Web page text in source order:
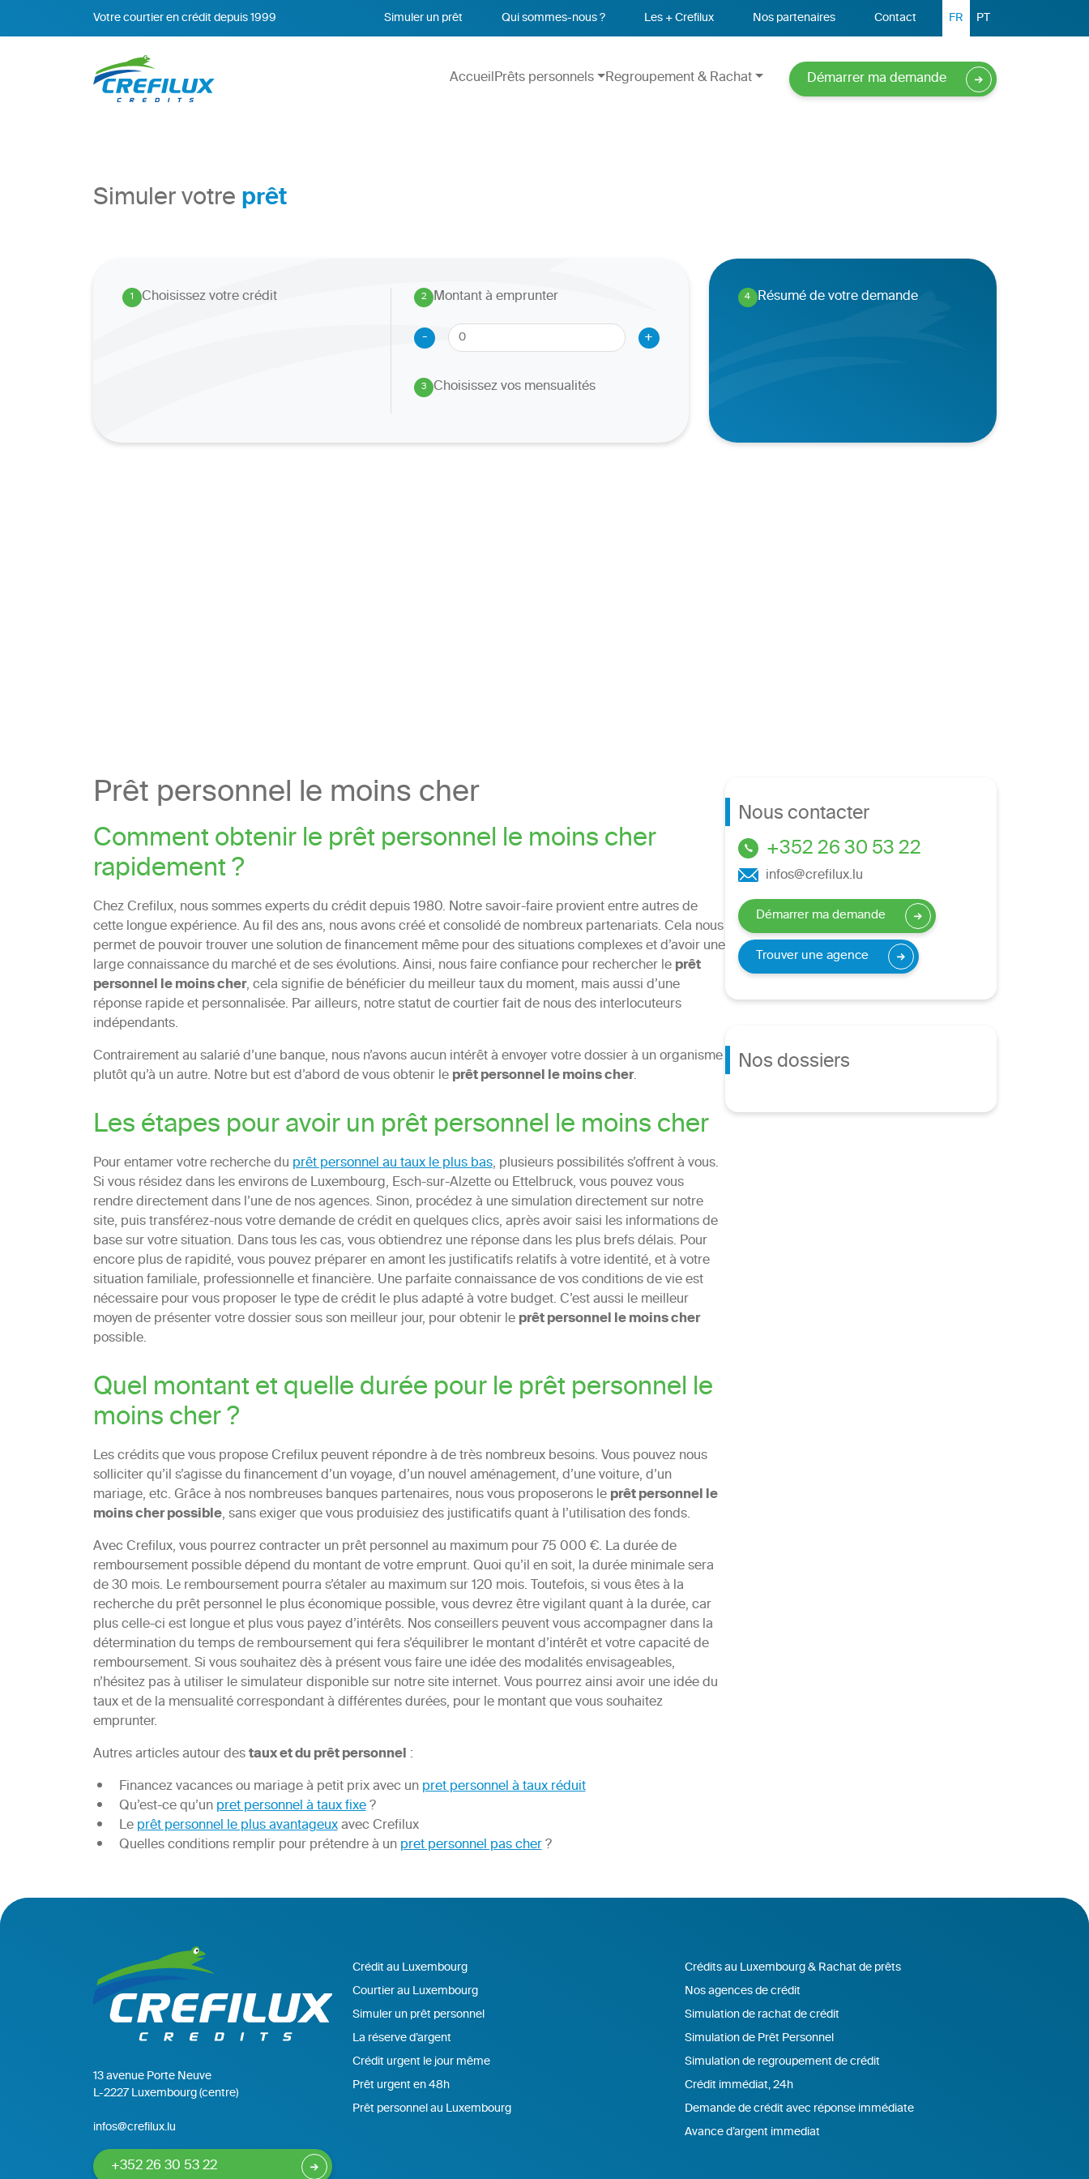
Votre courtier en crédit depuis 1999 Simuler un prêt Qui sommes-nous ? Les + Crefilux Nos partenaires Contact FR PT
AccueilPrêts personnels Regroupement & Rachat Démarrer ma demande
Simuler votreprêt
1. Choisissez votre crédit 2
.
Montant à emprunter
-
+
3
. Choisissez vos mensualités
4
. Résumé de votre demande
Prêt personnel le moins cher
Comment obtenir le prêt personnel le moins cher
rapidement ?
Chez Crefilux, nous sommes experts du crédit depuis 1980. Notre savoir-faire provient entre autres de
cette longue expérience. Au fil des ans, nous avons créé et consolidé de nombreux partenariats. Cela nous
permet de pouvoir trouver une solution de financement même pour des situations complexes et d’avoir une
large connaissance du marché et de ses évolutions. Ainsi, nous faire confiance pour rechercher leprêt
personnel le moins cher, cela signifie de bénéficier du meilleur taux du moment, mais aussi d’une
réponse rapide et personnalisée. Par ailleurs, notre statut de courtier fait de nous des interlocuteurs
indépendants.
Contrairement au salarié d’une banque, nous n’avons aucun intérêt à envoyer votre dossier à un organisme
plutôt qu’à un autre. Notre but est d’abord de vous obtenir leprêt personnel le moins cher.
Les étapes pour avoir un prêt personnel le moins cher
Pour entamer votre recherche du prêt personnel au taux le plus bas, plusieurs possibilités s’offrent à vous.
Si vous résidez dans les environs de Luxembourg, Esch-sur-Alzette ou Ettelbruck, vous pouvez vous
rendre directement dans l’une de nos agences. Sinon, procédez à une simulation directement sur notre
site, puis transférez-nous votre demande de crédit en quelques clics, après avoir saisi les informations de
base sur votre situation. Dans tous les cas, vous obtiendrez une réponse dans les plus brefs délais. Pour
encore plus de rapidité, vous pouvez préparer en amont les justificatifs relatifs à votre identité, et à votre
situation familiale, professionnelle et financière. Une parfaite connaissance de vos conditions de vie est
nécessaire pour vous proposer le type de crédit le plus adapté à votre budget. C’est aussi le meilleur
moyen de présenter votre dossier sous son meilleur jour, pour obtenir leprêt personnel le moins cher
possible.
Quel montant et quelle durée pour le prêt personnel le
moins cher ?
Les crédits que vous propose Crefilux peuvent répondre à de très nombreux besoins. Vous pouvez nous
solliciter qu’il s’agisse du financement d’un voyage, d’un nouvel aménagement, d’une voiture, d’un
mariage, etc. Grâce à nos nombreuses banques partenaires, nous vous proposerons leprêt personnel le
moins cher possible, sans exiger que vous produisiez des justificatifs quant à l’utilisation des fonds.
Avec Crefilux, vous pourrez contracter un prêt personnel au maximum pour 75 000 €. La durée de
remboursement possible dépend du montant de votre emprunt. Quoi qu’il en soit, la durée minimale sera
de 30 mois. Le remboursement pourra s’étaler au maximum sur 120 mois. Toutefois, si vous êtes à la
recherche du prêt personnel le plus économique possible, vous devrez être vigilant quant à la durée, car
plus celle-ci est longue et plus vous payez d’intérêts. Nos conseillers peuvent vous accompagner dans la
détermination du temps de remboursement qui fera s’équilibrer le montant d’intérêt et votre capacité de
remboursement. Si vous souhaitez dès à présent vous faire une idée des modalités envisageables,
n’hésitez pas à utiliser le simulateur disponible sur notre site internet. Vous pourrez ainsi avoir une idée du
taux et de la mensualité correspondant à différentes durées, pour le montant que vous souhaitez
emprunter.
Autres articles autour destaux et du prêt personnel :
Financez vacances ou mariage à petit prix avec unpret personnel à taux réduit
Qu’est-ce qu’unpret personnel à taux fixe?
Leprêt personnel le plus avantageuxavec Crefilux
Quelles conditions remplir pour prétendre à unpret personnel pas cher?
Nous contacter
+352 26 30 53 22
infos@crefilux.lu
Démarrer ma demande
Trouver une agence
Nos dossiers
13 avenue Porte Neuve
L-2227 Luxembourg (centre)
infos@crefilux.lu
+352 26 30 53 22
Crédit au Luxembourg
Courtier au Luxembourg
Simuler un prêt personnel
La réserve d’argent
Crédit urgent le jour même
Prêt urgent en 48h
Prêt personnel au Luxembourg
Crédits au Luxembourg & Rachat de prêts
Nos agences de crédit
Simulation de rachat de crédit
Simulation de Prêt Personnel
Simulation de regroupement de crédit
Crédit immédiat, 24h
Demande de crédit avec réponse immédiate
Avance d’argent immediat